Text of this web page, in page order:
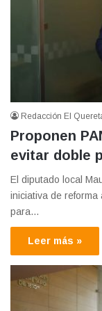
Redacción El
Proponen
evitar doble
El diputado local
iniciativa de
para…
Leer más »